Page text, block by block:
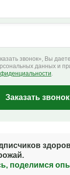
звонок», Вы
данных и
.
Заказать звонок
поделимся